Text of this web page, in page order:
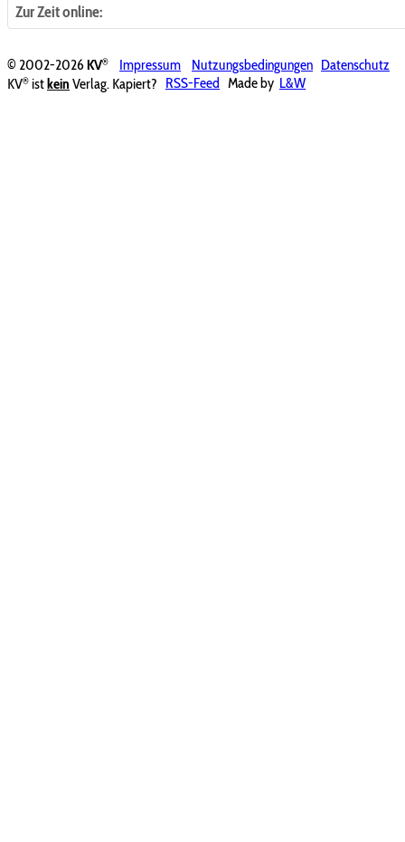
Zur Zeit online:
© 2002-2026KV® Impressum Nutzungsbedingungen Datenschutz
KV® istkein Verlag. Kapiert? RSS-Feed Made by L&W